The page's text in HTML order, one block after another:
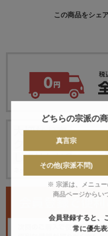
この商品をシェ
どちらの宗派の
真言宗
その他(宗派不問)
※ 宗派は、メニュー
商品ページからい
会員登録すると、
常に優先表